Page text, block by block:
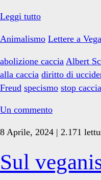
Leggi tuttoL’ambigua
della
caccia
Animalismo Lettere a
abolizione caccia Albert
alla caccia diritto di
Freud specismo stop caccia
Un commento
8 Aprile, 2024 | 2.171
Sul